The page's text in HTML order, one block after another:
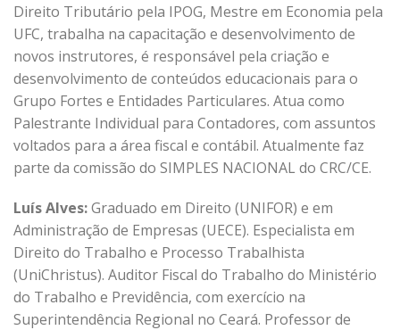
Direito Tributário pela IPOG, Mestre em Economia pela
UFC, trabalha na capacitação e desenvolvimento de
novos instrutores, é responsável pela criação e
desenvolvimento de conteúdos educacionais para o
Grupo Fortes e Entidades Particulares. Atua como
Palestrante Individual para Contadores, com assuntos
voltados para a área fiscal e contábil. Atualmente faz
parte da comissão do SIMPLES NACIONAL do CRC/CE.
Luís Alves:Graduado em Direito (UNIFOR) e em
Administração de Empresas (UECE). Especialista em
Direito do Trabalho e Processo Trabalhista
(UniChristus). Auditor Fiscal do Trabalho do Ministério
do Trabalho e Previdência, com exercício na
Superintendência Regional no Ceará. Professor de